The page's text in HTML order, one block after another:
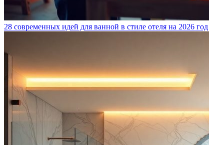
28 современных идей для ванной в стиле отеля на 2026 год